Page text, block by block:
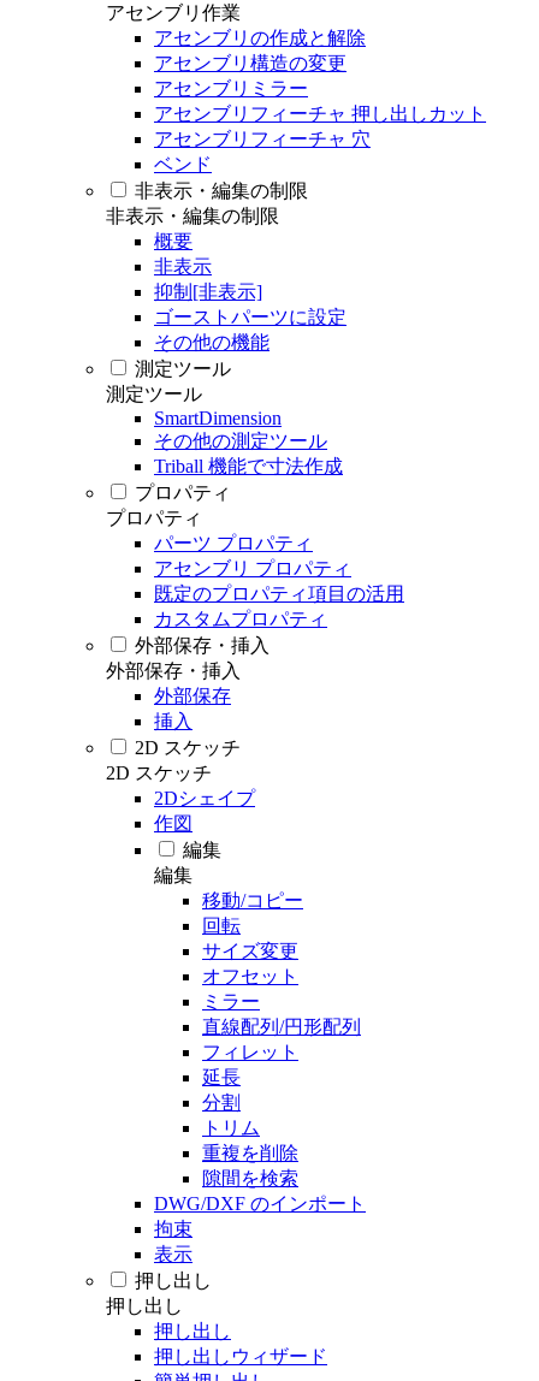
アセンブリ作業
アセンブリの作成と解除
アセンブリ構造の変更
アセンブリミラー
アセンブリフィーチャ 押し出しカット
アセンブリフィーチャ 穴
ベンド
非表示・編集の制限
非表示・編集の制限
概要
非表示
抑制[非表示]
ゴーストパーツに設定
その他の機能
測定ツール
測定ツール
SmartDimension
その他の測定ツール
Triball 機能で寸法作成
プロパティ
プロパティ
パーツ プロパティ
アセンブリ プロパティ
既定のプロパティ項目の活用
カスタムプロパティ
外部保存・挿入
外部保存・挿入
外部保存
挿入
2D スケッチ
2D スケッチ
2Dシェイプ
作図
編集
編集
移動/コピー
回転
サイズ変更
オフセット
ミラー
直線配列/円形配列
フィレット
延長
分割
トリム
重複を削除
隙間を検索
DWG/DXF のインポート
拘束
表示
押し出し
押し出し
押し出し
押し出しウィザード